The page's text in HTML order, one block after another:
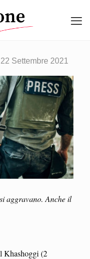
22 Settembre 2021
aggravano. Anche il
Khashoggi (2